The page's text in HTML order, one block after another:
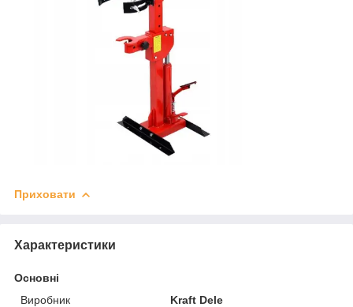
Приховати
Характеристики
Основні
Виробник
Kraft Dele